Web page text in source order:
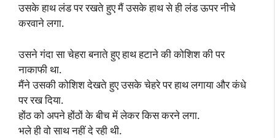
उसके हाथ लंड पर रखते हुए मैं उसके हाथ से ही लंड ऊपर नीचे
करवाने लगा.
उसने गंदा सा चेहरा बनाते हुए हाथ हटाने की कोशिश की पर
नाकाफी था.
मैंने उसकी कोशिश देखते हुए उसके चेहरे पर हाथ लगाया और कंधे
पर रख दिया.
होंठ को अपने होंठों के बीच में लेकर किस करने लगा.
भले ही वो साथ नहीं दे रही थी.